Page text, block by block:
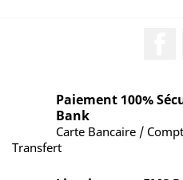
Paiement 100%
Bank
Carte Bancaire /
Transfert